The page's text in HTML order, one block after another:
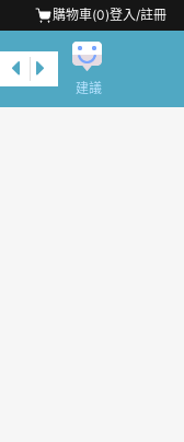
購物車(0)登入/註冊
建議